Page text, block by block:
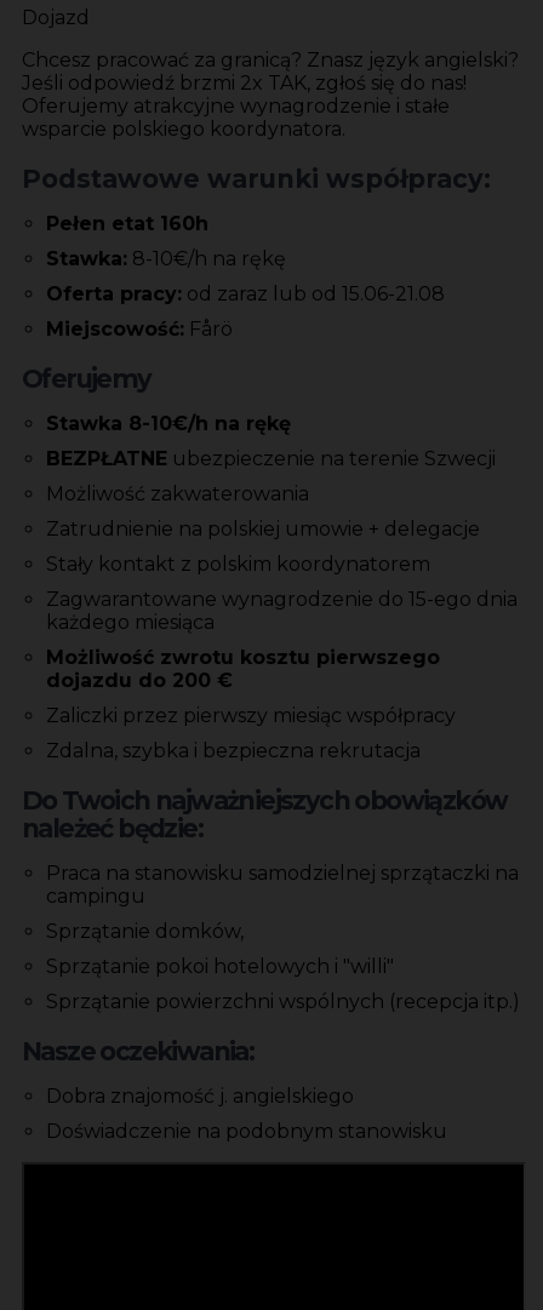
Dojazd
Chcesz pracować za granicą? Znasz język angielski?
Jeśli odpowiedź brzmi 2x TAK, zgłoś się do nas!
Oferujemy atrakcyjne wynagrodzenie i stałe
wsparcie polskiego koordynatora.
Podstawowe warunki współpracy:
Pełen etat 160h
Stawka: 8-10€/h na rękę
Oferta pracy: od zaraz lub od 15.06-21.08
Miejscowość: Fårö
Oferujemy
Stawka 8-10€/h na rękę
BEZPŁATNE ubezpieczenie na terenie Szwecji
Możliwość zakwaterowania
Zatrudnienie na polskiej umowie + delegacje
Stały kontakt z polskim koordynatorem
Zagwarantowane wynagrodzenie do 15-ego dnia
każdego miesiąca
Możliwość zwrotu kosztu pierwszego
dojazdu do 200 €
Zaliczki przez pierwszy miesiąc współpracy
Zdalna, szybka i bezpieczna rekrutacja
Do Twoich najważniejszych obowiązków
należeć będzie:
Praca na stanowisku samodzielnej sprzątaczki na
campingu
Sprzątanie domków,
Sprzątanie pokoi hotelowych i "willi"
Sprzątanie powierzchni wspólnych (recepcja itp.)
Nasze oczekiwania:
Dobra znajomość j. angielskiego
Doświadczenie na podobnym stanowisku